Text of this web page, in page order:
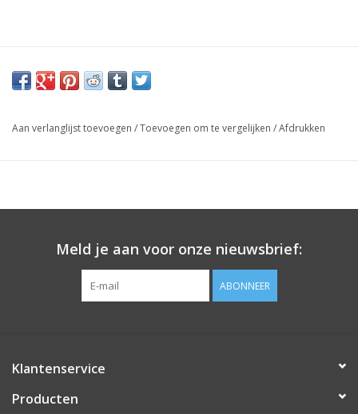
Aan verlanglijst toevoegen /Toevoegen om te vergelijken /Afdrukken
Meld je aan voor onze nieuwsbrief:
ABONNEER
Klantenservice
Producten